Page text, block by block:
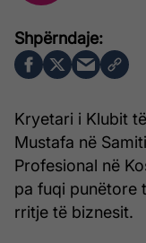
Kryetari i Klubit
Mustafa në
Profesional në
pa fuqi punëtore
rritje të biznesit.